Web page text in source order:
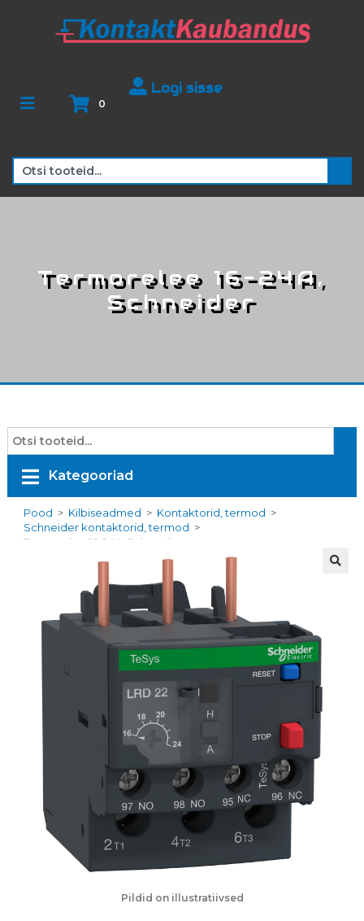
0
Logi sisse
Termorelee 16-24A,
Schneider
Kategooriad
Pood > Kilbiseadmed > Kontaktorid, termod >
Schneider kontaktorid, termod >
Termorelee 16-24A, Schneider
Pildid on illustratiivsed